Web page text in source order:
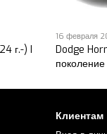
г.-) I
16 февраля
Dodge
поколение
Клиентам